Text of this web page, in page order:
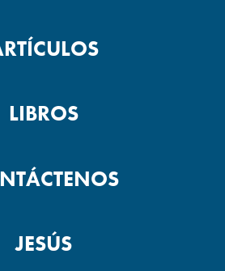
LIBROS
JESÚS